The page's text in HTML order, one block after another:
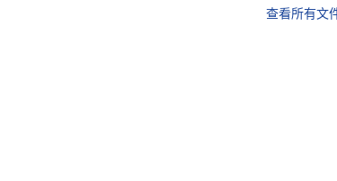
查看所有文